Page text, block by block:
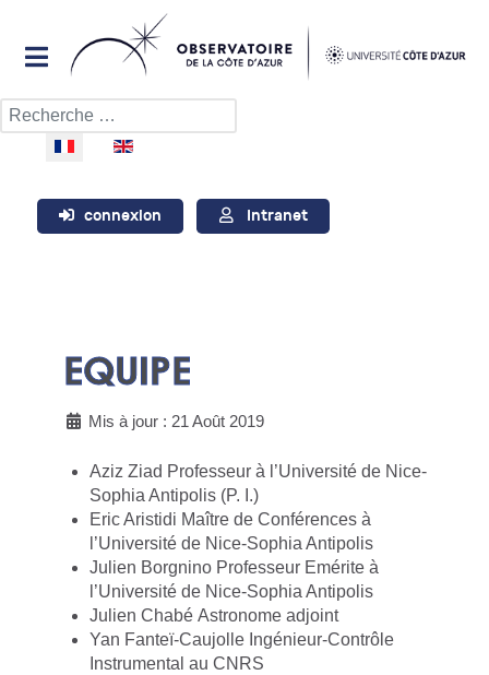
Rechercher
Sélectionnez votre langue
connexion Intranet
EQUIPE
Mis à jour : 21 Août 2019
Aziz Ziad Professeur à l’Université de Nice-
Sophia Antipolis (P. I.)
Eric Aristidi Maître de Conférences à
l’Université de Nice-Sophia Antipolis
Julien Borgnino Professeur Emérite à
l’Université de Nice-Sophia Antipolis
Julien Chabé Astronome adjoint
Yan Fanteï-Caujolle Ingénieur-Contrôle
Instrumental au CNRS